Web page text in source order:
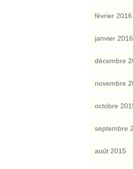
février 2016
janvier 2016
décembre
novembre
octobre
septembre
août 2015